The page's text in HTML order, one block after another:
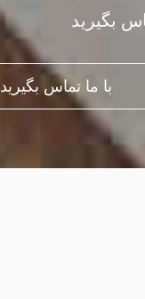
بگیرید
با ما تماس بگیرید